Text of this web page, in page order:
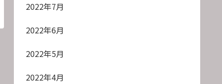
2022年7月
2022年6月
2022年5月
2022年4月